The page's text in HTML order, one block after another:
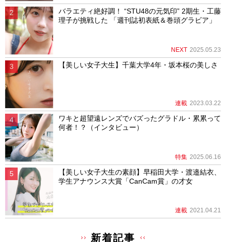
バラエティ絶好調！ “STU48の元気印” 2期生・工藤
理子が挑戦した 「週刊誌初表紙＆巻頭グラビア」
NEXT 2025.05.23
【美しい女子大生】千葉大学4年・坂本桜の美しさ
連載 2023.03.22
ワキと超望遠レンズでバズったグラドル・累累って
何者！？（インタビュー）
特集 2025.06.16
【美しい女子大生の素顔】早稲田大学・渡邉結衣、
学生アナウンス大賞「CanCam賞」の才女
連載 2021.04.21
新着記事